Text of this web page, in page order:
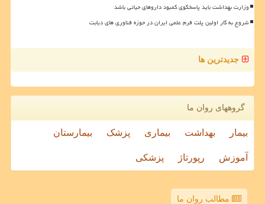
وزارت بهداشت باید پاسخگوی کمبود داروهای حیاتی باشد
شروع به کار اولین پلت فرم علمی ایران در حوزه فناوری های دیابت
جدیدترین ها
گروههای روان ما
بیمار بهداشت بیماری پزشک بیمارستان
آموزش رپورتاژ پزشکی
مطالب روان ما